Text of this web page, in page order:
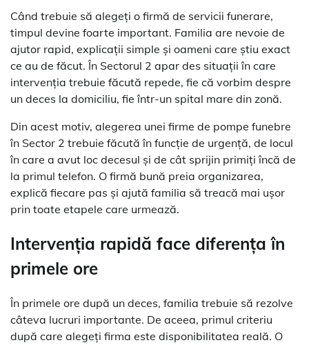
Când trebuie să alegeți o firmă de servicii funerare,
timpul devine foarte important. Familia are nevoie de
ajutor rapid, explicații simple și oameni care știu exact
ce au de făcut. În Sectorul 2 apar des situații în care
intervenția trebuie făcută repede, fie că vorbim despre
un deces la domiciliu, fie într-un spital mare din zonă.
Din acest motiv, alegerea unei firme de pompe funebre
în Sector 2 trebuie făcută în funcție de urgență, de locul
în care a avut loc decesul și de cât sprijin primiți încă de
la primul telefon. O firmă bună preia organizarea,
explică fiecare pas și ajută familia să treacă mai ușor
prin toate etapele care urmează.
Intervenția rapidă face diferența în
primele ore
În primele ore după un deces, familia trebuie să rezolve
câteva lucruri importante. De aceea, primul criteriu
după care alegeți firma este disponibilitatea reală. O